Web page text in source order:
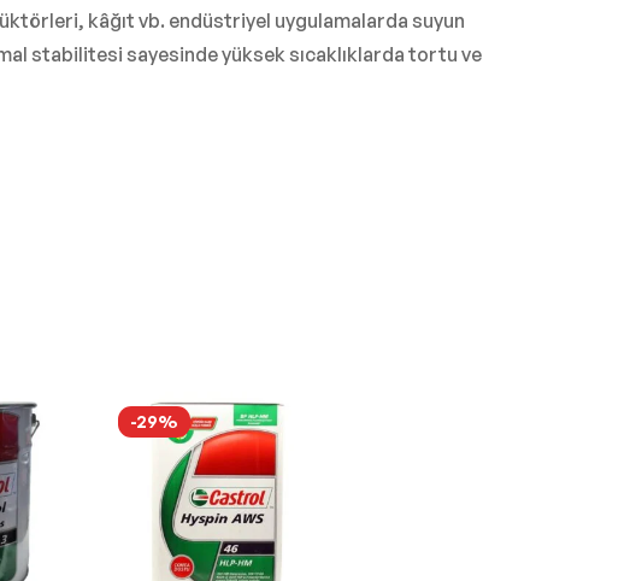
kâğıt vb. endüstriyel uygulamalarda suyun
stabilitesi sayesinde yüksek sıcaklıklarda tortu ve
-29%